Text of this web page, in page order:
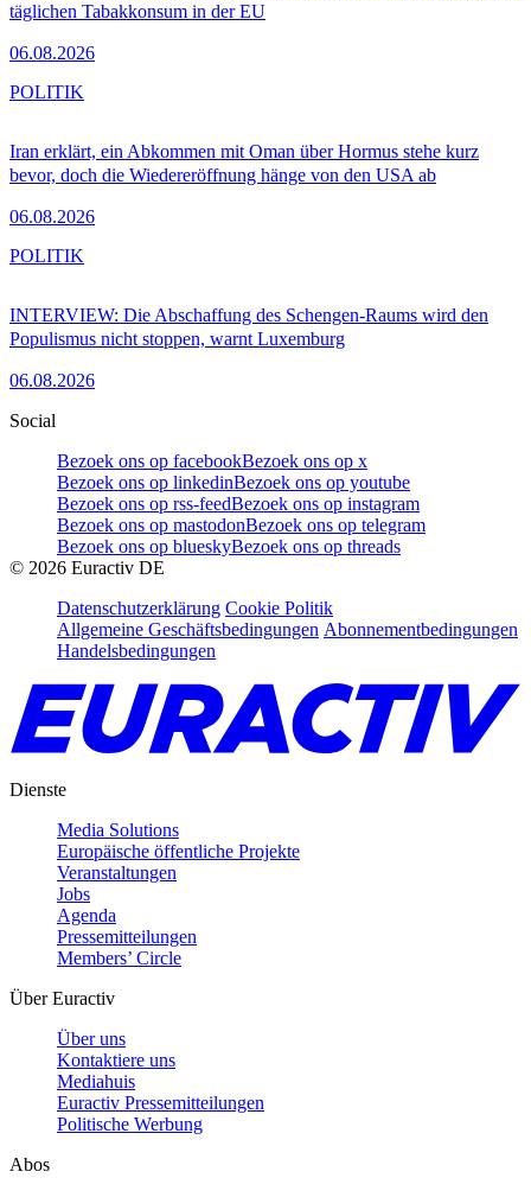
täglichen Tabakkonsum in der EU
06.08.2026
Iran erklärt, ein Abkommen mit Oman über Hormus stehe kurz
bevor, doch die Wiedereröffnung hänge von den USA ab
06.08.2026
POLITIK
INTERVIEW: Die Abschaffung des Schengen-Raums wird den
Populismus nicht stoppen, warnt Luxemburg
06.08.2026
POLITIK
Social
Bezoek ons op facebookBezoek ons op x
Bezoek ons op linkedinBezoek ons op youtube
Bezoek ons op rss-feedBezoek ons op instagram
Bezoek ons op mastodonBezoek ons op telegram
Bezoek ons op blueskyBezoek ons op threads
© 2026 Euractiv DE
Datenschutzerklärung Cookie Politik
Allgemeine Geschäftsbedingungen Abonnementbedingungen
Handelsbedingungen
Dienste
Media Solutions
Europäische öffentliche Projekte
Veranstaltungen
Jobs
Agenda
Pressemitteilungen
Members’ Circle
Über Euractiv
Über uns
Kontaktiere uns
Mediahuis
Euractiv Pressemitteilungen
Politische Werbung
Abos